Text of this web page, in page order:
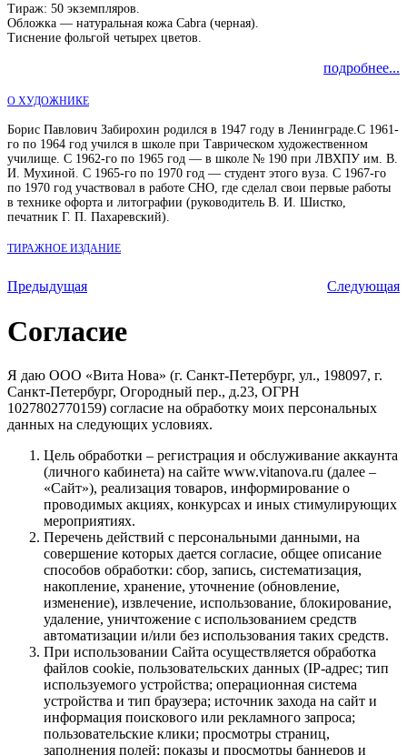
Тираж: 50 экземпляров.
Обложка — натуральная кожа Cabra (черная).
Тиснение фольгой четырех цветов.
подробнее...
О ХУДОЖНИКЕ
Борис Павлович Забирохин родился в 1947 году в Ленинграде.С 1961-
го по 1964 год учился в школе при Таврическом художественном
училище. С 1962-го по 1965 год — в школе № 190 при ЛВХПУ им. В.
И. Мухиной. С 1965-го по 1970 год — студент этого вуза. С 1967-го
по 1970 год участвовал в работе СНО, где сделал свои первые работы
в технике офорта и литографии (руководитель В. И. Шистко,
печатник Г. П. Пахаревский).
ТИРАЖНОЕ ИЗДАНИЕ
Предыдущая Следующая
Согласие
Я даю ООО «Вита Нова» (г. Санкт-Петербург, ул., 198097, г.
Санкт-Петербург, Огородный пер., д.23, ОГРН
1027802770159) согласие на обработку моих персональных
данных на следующих условиях.
Цель обработки – регистрация и обслуживание аккаунта
(личного кабинета) на сайте www.vitanova.ru (далее –
«Сайт»), реализация товаров, информирование о
проводимых акциях, конкурсах и иных стимулирующих
мероприятиях.
Перечень действий с персональными данными, на
совершение которых дается согласие, общее описание
способов обработки: сбор, запись, систематизация,
накопление, хранение, уточнение (обновление,
изменение), извлечение, использование, блокирование,
удаление, уничтожение с использованием средств
автоматизации и/или без использования таких средств.
При использовании Сайта осуществляется обработка
файлов cookie, пользовательских данных (IP-адрес; тип
используемого устройства; операционная система
устройства и тип браузера; источник захода на сайт и
информация поискового или рекламного запроса;
пользовательские клики; просмотры страниц,
заполнения полей; показы и просмотры баннеров и